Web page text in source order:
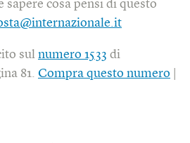
sapere cosa pensi di questo
sul numero 1533 di
81. Compra questo numero